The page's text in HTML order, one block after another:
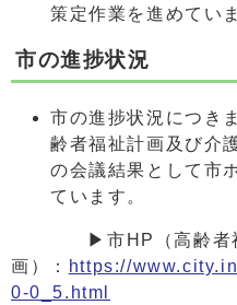
策定作業を進めてい
市の進捗状況
市の進捗状況につき
齢者福祉計画及び介
の会議結果として市
ています。
▶市HP（高齢者福祉
画）：
https://
0-0_5.html